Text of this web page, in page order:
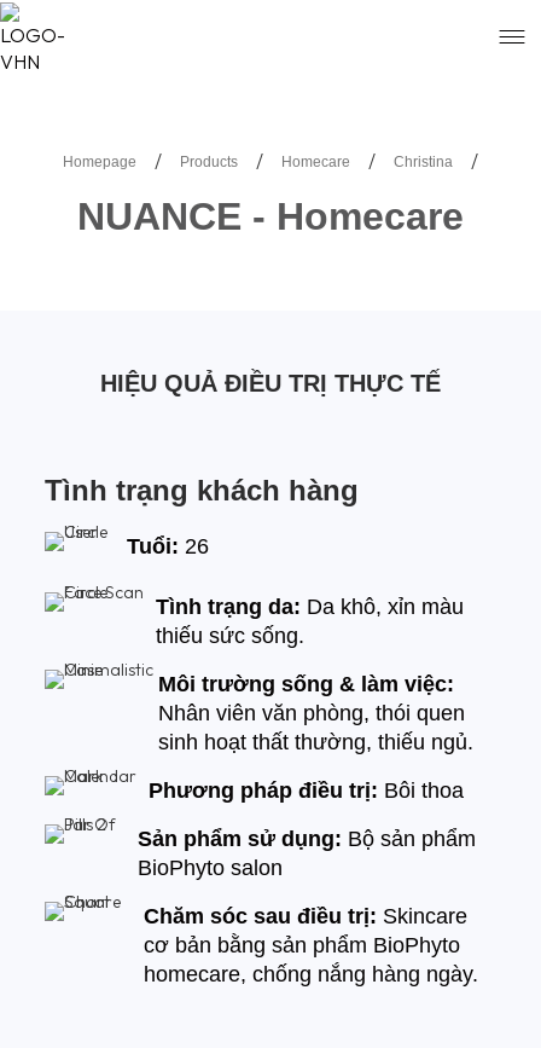
Homepage / Products / Homecare / Christina /
NUANCE - Homecare
HIỆU QUẢ ĐIỀU TRỊ THỰC TẾ
Tình trạng khách hàng
Tuổi: 26
Tình trạng da: Da khô, xỉn màu
thiếu sức sống.
Môi trường sống & làm việc:
Nhân viên văn phòng, thói quen
sinh hoạt thất thường, thiếu ngủ.
Phương pháp điều trị: Bôi thoa
Sản phẩm sử dụng: Bộ sản phẩm
BioPhyto salon
Chăm sóc sau điều trị: Skincare
cơ bản bằng sản phẩm BioPhyto
homecare, chống nắng hàng ngày.